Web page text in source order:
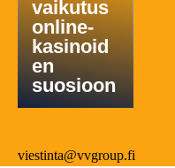
vaikutus
online-
kasinoid
en
suosioon
viestinta@vvgroup.fi